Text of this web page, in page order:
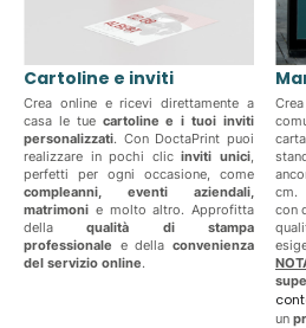
Cartoline e inviti
Crea online e ricevi direttamente a
casa le tue cartoline e i tuoi inviti
personalizzati. Con DoctaPrint puoi
realizzare in pochi clicinviti unici,
perfetti per ogni occasione, come
compleanni, eventi aziendali,
matrimoni e molto altro. Approfitta
dellaqualità di stampa
professionale e della convenienza
del servizio online.
Crea
cm.
con
un